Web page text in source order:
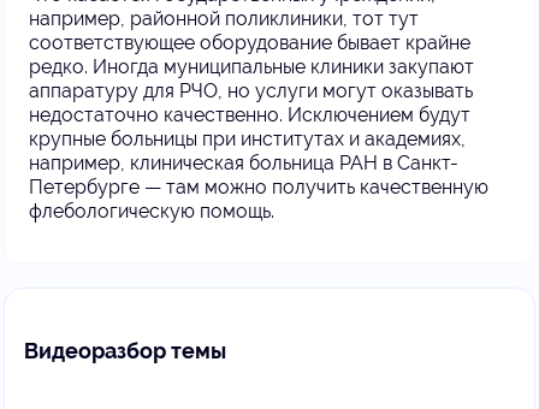
например, районной поликлиники, тот тут
соответствующее оборудование бывает крайне
редко. Иногда муниципальные клиники закупают
аппаратуру для РЧО, но услуги могут оказывать
недостаточно качественно. Исключением будут
крупные больницы при институтах и академиях,
например, клиническая больница РАН в Санкт-
Петербурге — там можно получить качественную
флебологическую помощь.
Видеоразбор темы